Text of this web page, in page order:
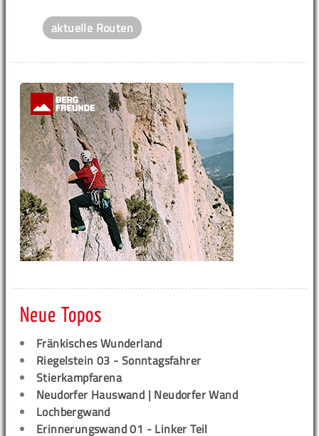
aktuelle Routen
Neue Topos
Fränkisches Wunderland
Riegelstein 03 - Sonntagsfahrer
Stierkampfarena
Neudorfer Hauswand | Neudorfer Wand
Lochbergwand
Erinnerungswand 01 - Linker Teil